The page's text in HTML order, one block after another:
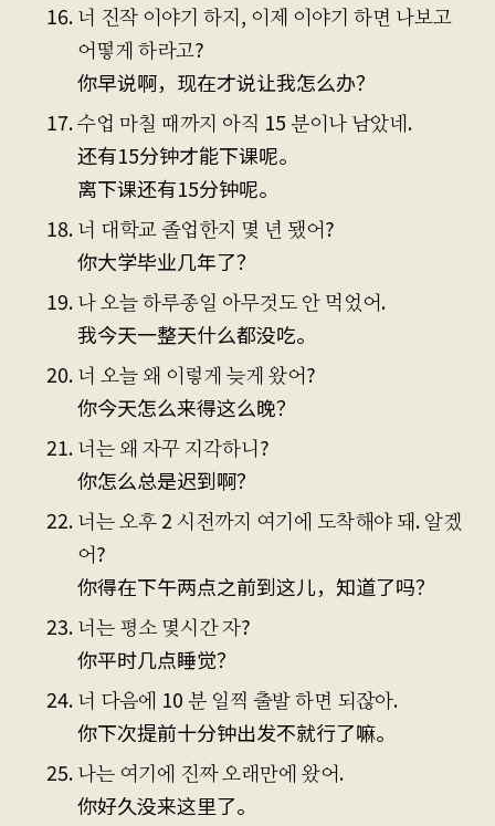
너 진작 이야기 하지, 이제 이야기 하면 나보고
어떻게 하라고?
你早说啊，现在才说让我怎么办？
수업 마칠 때까지 아직 15 분이나 남았네.
还有15分钟才能下课呢。
离下课还有15分钟呢。
너 대학교 졸업한지 몇 년 됐어?
你大学毕业几年了？
나 오늘 하루종일 아무것도 안 먹었어.
我今天一整天什么都没吃。
너 오늘 왜 이렇게 늦게 왔어?
你今天怎么来得这么晚？
너는 왜 자꾸 지각하니?
你怎么总是迟到啊？
너는 오후 2 시전까지 여기에 도착해야 돼. 알겠
어?
你得在下午两点之前到这儿，知道了吗？
너는 평소 몇시간 자?
你平时几点睡觉？
너 다음에 10 분 일찍 출발 하면 되잖아.
你下次提前十分钟出发不就行了嘛。
나는 여기에 진짜 오래만에 왔어.
你好久没来这里了。